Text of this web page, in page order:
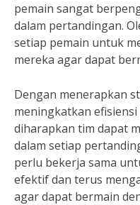
pemain sangat
dalam pertandingan.
setiap pemain untuk
mereka agar dapat
Dengan menerapkan
meningkatkan
diharapkan tim dapat
dalam setiap
perlu bekerja sama
efektif dan terus
agar dapat bermain